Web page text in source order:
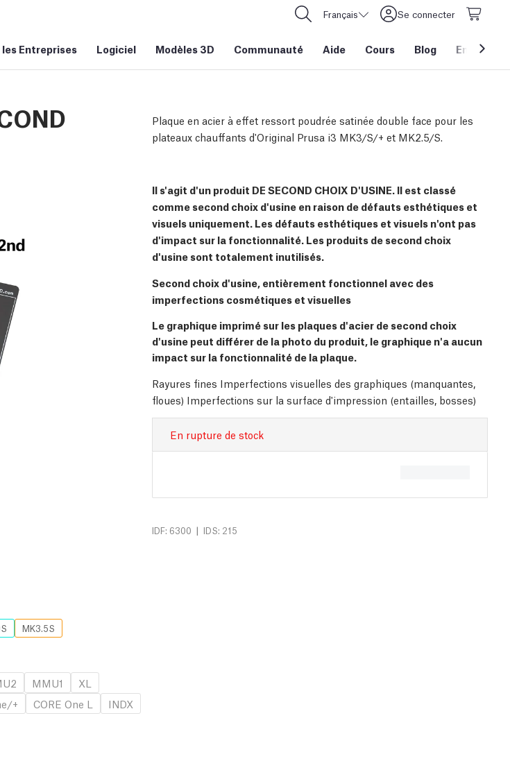
Français Se connecter
les Entreprises Logiciel Modèles 3D Communauté Aide Cours Blog Entreprise
Plaque en acier à effet ressort poudrée satinée double face pour les
plateaux chauffants d'Original Prusa i3 MK3/S/+ et MK2.5/S.
Il s'agit d'un produit DE SECOND CHOIX D'USINE. Il est classé
comme second choix d'usine en raison de défauts esthétiques et
visuels uniquement. Les défauts esthétiques et visuels n'ont pas
d'impact sur la fonctionnalité. Les produits de second choix
d'usine sont totalement inutilisés.
Second choix d'usine, entièrement fonctionnel avec des
imperfections cosmétiques et visuelles
Le graphique imprimé sur les plaques d'acier de second choix
d'usine peut différer de la photo du produit, le graphique n'a aucun
impact sur la fonctionnalité de la plaque.
Rayures fines Imperfections visuelles des graphiques (manquantes,
floues) Imperfections sur la surface d'impression (entailles, bosses)
En rupture de stock
IDF: 6300 | IDS: 215
MK3.5S
MMU1
XL
+ CORE One L INDX